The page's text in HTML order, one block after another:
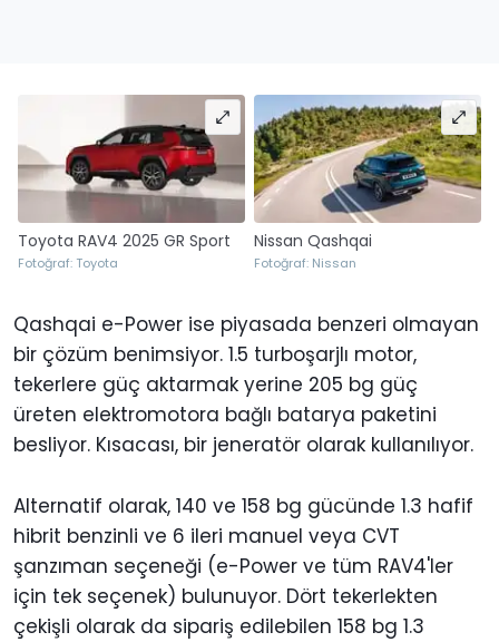
Toyota RAV4 2025 GR Sport
Fotoğraf: Toyota
Nissan Qashqai
Fotoğraf: Nissan
Qashqai e-Power ise piyasada benzeri olmayan
bir çözüm benimsiyor. 1.5 turboşarjlı motor,
tekerlere güç aktarmak yerine 205 bg güç
üreten elektromotora bağlı batarya paketini
besliyor. Kısacası, bir jeneratör olarak kullanılıyor.
Alternatif olarak, 140 ve 158 bg gücünde 1.3 hafif
hibrit benzinli ve 6 ileri manuel veya CVT
şanzıman seçeneği (e-Power ve tüm RAV4'ler
için tek seçenek) bulunuyor. Dört tekerlekten
çekişli olarak da sipariş edilebilen 158 bg 1.3